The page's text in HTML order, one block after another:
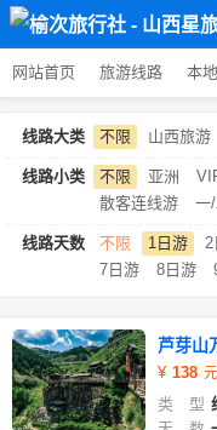
网站首页 旅游线路 本
线路大类 不限 山西旅游
线路小类 不限 亚洲
散客连线游
一
线路天数 不限 1日游 2
7日游
8日游
芦芽山
138
类 型